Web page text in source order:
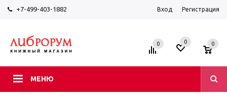
+7-499-403-1882 Вход Регистрация
МЕНЮ
0 0 0